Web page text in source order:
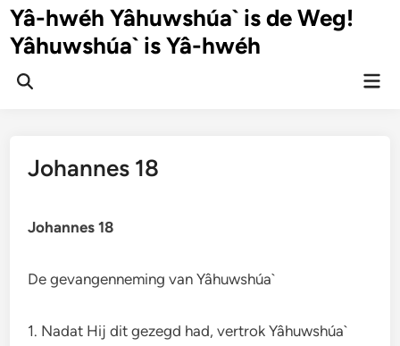
Ga
naar
inhoud
Yâ-hwéh Yâhuwshúa` is de Weg!
Yâhuwshúa` is Yâ-hwéh
Zoeken
Johannes 18
Johannes 18
De gevangenneming van Yâhuwshúa`
1. Nadat Hij dit gezegd had, vertrok Yâhuwshúa`